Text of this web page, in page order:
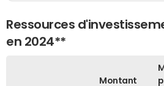
Ressources
en 2024**
Montant